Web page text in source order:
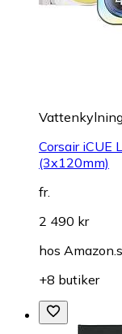
Corsair iCUE
(3x120mm)
fr.
2 490 kr
hos
+8 butiker